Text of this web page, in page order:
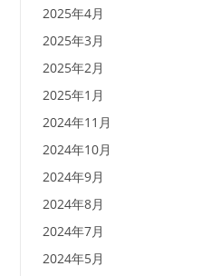
2025年4月
2025年3月
2025年2月
2025年1月
2024年11月
2024年10月
2024年9月
2024年8月
2024年7月
2024年5月